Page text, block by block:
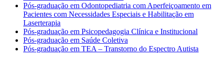
Pós-graduação em Odontopediatria com Aperfeiçoamento em
Pacientes com Necessidades Especiais e Habilitação em
Laserterapia
Pós-graduação em Psicopedagogia Clínica e Institucional
Pós-graduação em Saúde Coletiva
Pós-graduação em TEA – Transtorno do Espectro Autista